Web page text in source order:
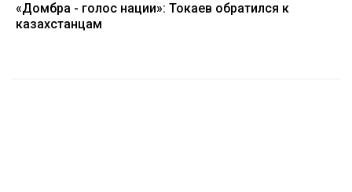
«Домбра - голос нации»: Токаев обратился к
казахстанцам